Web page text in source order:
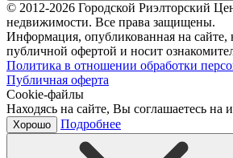
© 2012-2026 Городской Риэлторский
недвижимости. Все права защищены.
Информация, опубликованная на сайте,
публичной офертой и носит
Политика в отношении обработки
Публичная оферта
Cookie-файлы
Находясь на сайте, Вы соглашаетесь на
Хорошо Подробнее